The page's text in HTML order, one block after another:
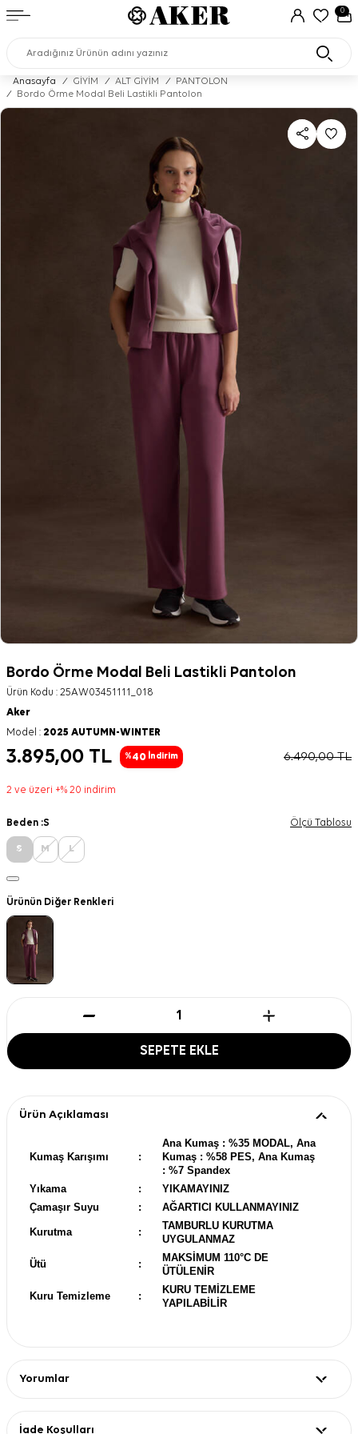
0
Anasayfa / GİYİM / ALT GİYİM /
PANTOLON
/
Bordo Örme Modal Beli Lastikli Pantolon
Bordo Örme Modal Beli Lastikli Pantolon
Ürün Kodu : 25AW03451111_018
Aker
Model : 2025 AUTUMN-WINTER
3.895,00 TL %40 İndirim 6.490,00TL
2 ve üzeri +% 20 indirim
Beden :S Ölçü Tablosu
S M L
Ürünün Diğer Renkleri
SEPETE EKLE
Ürün Açıklaması
Kumaş Karışımı :
Ana Kumaş : %35 MODAL, Ana
Kumaş : %58 PES, Ana Kumaş
: %7 Spandex
Yıkama
:
YIKAMAYINIZ
Çamaşır Suyu
: AĞARTICI KULLANMAYINIZ
Kurutma :
TAMBURLU KURUTMA
UYGULANMAZ
Ütü :
MAKSİMUM 110°C DE
ÜTÜLENİR
Kuru Temizleme :
KURU TEMİZLEME
YAPILABİLİR
Yorumlar
İade Koşulları